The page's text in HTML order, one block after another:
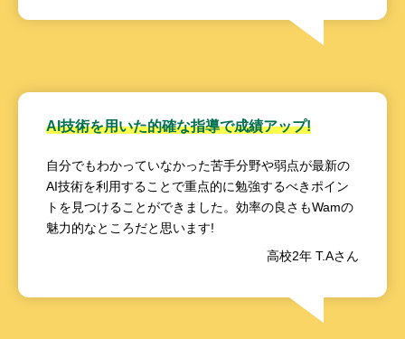
AI技術を用いた的確な指導で成績アップ!
自分でもわかっていなかった苦手分野や弱点が最新の
AI技術を利用することで重点的に勉強するべきポイン
トを見つけることができました。効率の良さもWamの
魅力的なところだと思います!
高校2年 T.Aさん